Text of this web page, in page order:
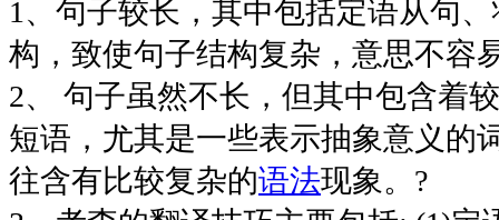
1、句子较长，其中包括定语从句
构，致使句子结构复杂，意思不容
2、 句子虽然不长，但其中包含着
短语，尤其是一些表示抽象意义的
往含有比较复杂的语法现象。?